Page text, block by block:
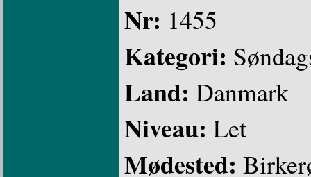
Nr: 1455
Kategori:
Land: Danmark
Niveau: Let
Mødested: